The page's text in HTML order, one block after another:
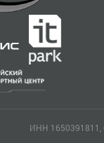
ИНН 1650391811,